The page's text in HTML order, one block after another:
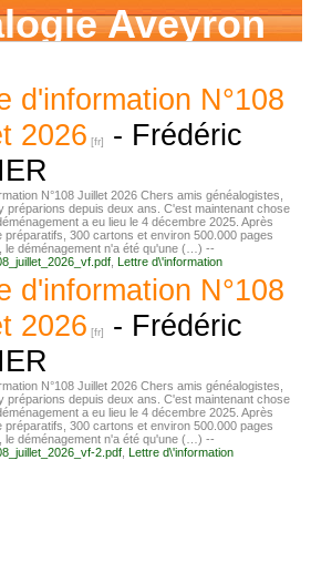
Aveyron
d'information N°108
2026
- Frédéric
N°108 Juillet 2026 Chers amis généalogistes,
préparions depuis deux ans. C'est maintenant chose
a eu lieu le 4 décembre 2025. Après
préparatifs, 300 cartons et environ 500.000 pages
le déménagement n'a été qu'une (…) --
Lettre d\'information
d'information N°108
2026
- Frédéric
N°108 Juillet 2026 Chers amis généalogistes,
préparions depuis deux ans. C'est maintenant chose
a eu lieu le 4 décembre 2025. Après
préparatifs, 300 cartons et environ 500.000 pages
le déménagement n'a été qu'une (…) --
2.pdf
Lettre d\'information